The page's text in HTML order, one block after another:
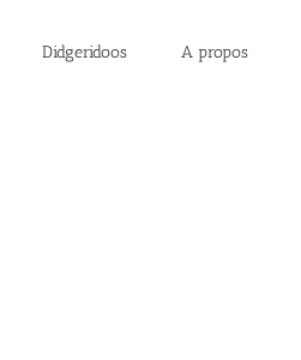
Didgeridoos A propos